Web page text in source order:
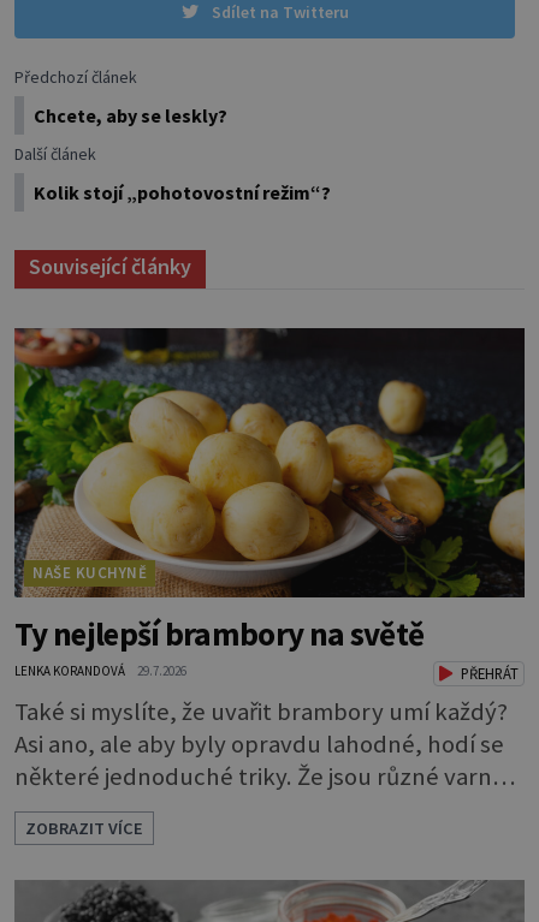
Sdílet na Twitteru
Předchozí článek
Chcete, aby se leskly?
Další článek
Kolik stojí „pohotovostní režim“?
Související články
NAŠE KUCHYNĚ
Ty nejlepší brambory na světě
LENKA KORANDOVÁ 29.7.2026 PŘEHRÁT
Také si myslíte, že uvařit brambory umí každý?
Asi ano, ale aby byly opravdu lahodné, hodí se
některé jednoduché triky. Že jsou různé varné
typy od A, tedy na saláty, po D na kaši, určitě
víte, takže vyberete podle toho, co chcete
právě uvařit. Vařte správně Spousta lidí vaří
brambory tak, že nalijí do hrnce vodu, osolí ji,
ZOBRAZIT VÍCE